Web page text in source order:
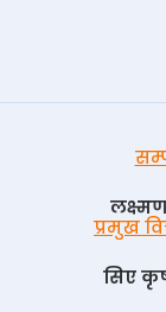
प्रमुख
सिए